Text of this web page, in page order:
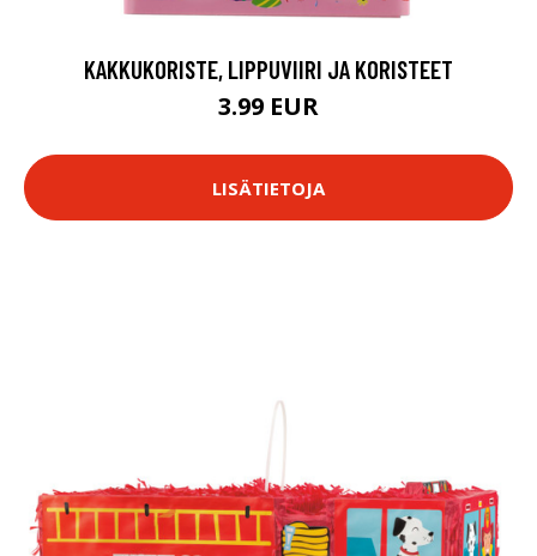
KAKKUKORISTE, LIPPUVIIRI JA KORISTEET
3.99 EUR
LISÄTIETOJA